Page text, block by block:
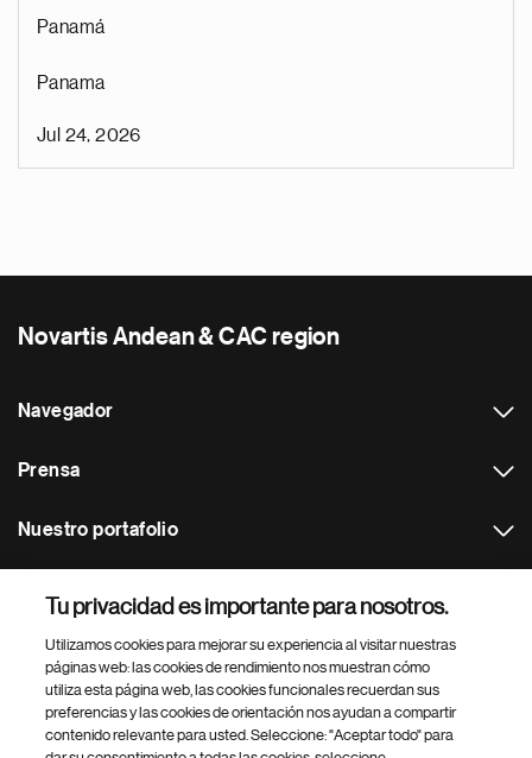
Panamá
Panama
Jul 24, 2026
Novartis Andean & CAC region
Navegador
Prensa
Nuestro portafolio
Footer Site Search
Tu privacidad es importante para nosotros.
Utilizamos cookies para mejorar su experiencia al visitar nuestras
páginas web: las cookies de rendimiento nos muestran cómo
utiliza esta página web, las cookies funcionales recuerdan sus
preferencias y las cookies de orientación nos ayudan a compartir
contenido relevante para usted. Seleccione: "Aceptar todo" para